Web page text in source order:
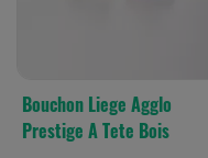
Bouchon Liege Agglo
Prestige A Tete Bois